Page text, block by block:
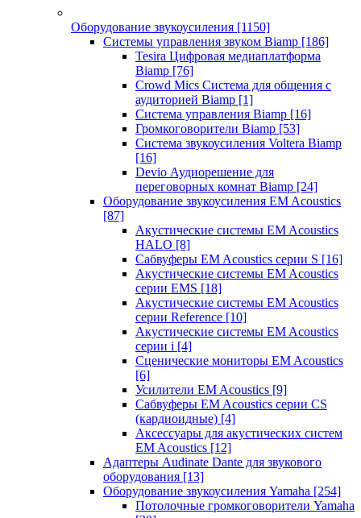
Оборудование звукоусиления [1150]
Системы управления звуком Biamp [186]
Tesira Цифровая медиаплатформа
Biamp [76]
Crowd Mics Система для общения с
аудиторией Biamp [1]
Система управления Biamp [16]
Громкоговорители Biamp [53]
Система звукоусиления Voltera Biamp
[16]
Devio Аудиорешение для
переговорных комнат Biamp [24]
Оборудование звукоусиления EM Acoustics
[87]
Акустические системы EM Acoustics
HALO [8]
Сабвуферы EM Acoustics серии S [16]
Акустические системы EM Acoustics
серии EMS [18]
Акустические системы EM Acoustics
серии Reference [10]
Акустические системы EM Acoustics
серии i [4]
Сценические мониторы EM Acoustics
[6]
Усилители EM Acoustics [9]
Сабвуферы EM Acoustics серии CS
(кардиоидные) [4]
Аксессуары для акустических систем
EM Acoustics [12]
Адаптеры Audinate Dante для звукового
оборудования [13]
Оборудование звукоусиления Yamaha [254]
Потолочные громкоговорители Yamaha